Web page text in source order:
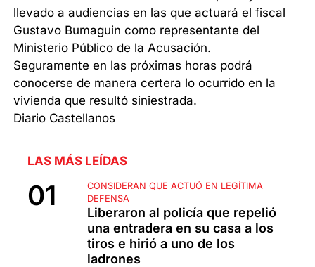
llevado a audiencias en las que actuará el fiscal
Gustavo Bumaguin como representante del
Ministerio Público de la Acusación.
Seguramente en las próximas horas podrá
conocerse de manera certera lo ocurrido en la
vivienda que resultó siniestrada.
Diario Castellanos
LAS MÁS LEÍDAS
CONSIDERAN QUE ACTUÓ EN LEGÍTIMA
DEFENSA
Liberaron al policía que repelió
una entradera en su casa a los
tiros e hirió a uno de los
ladrones